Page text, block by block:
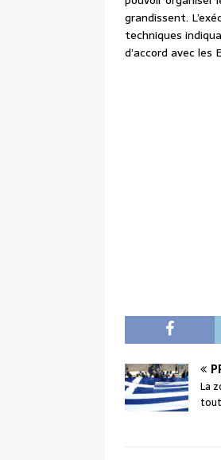
grandissent.
techniques
d’accord avec les
La